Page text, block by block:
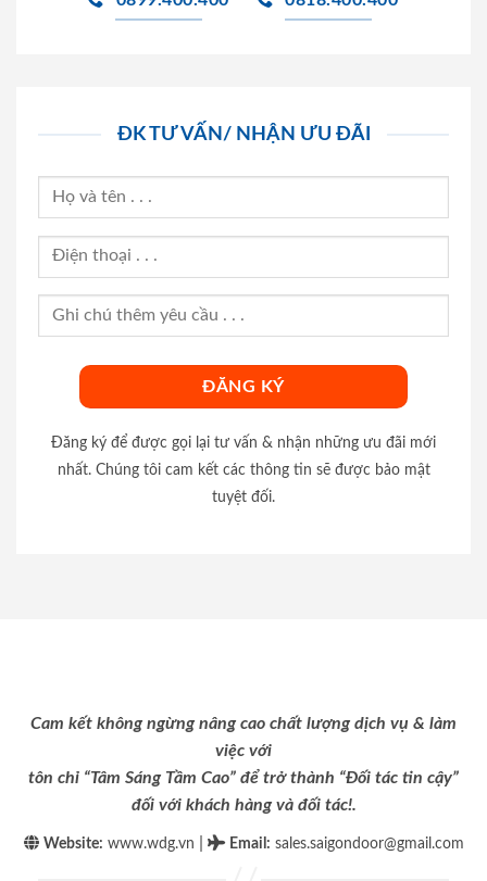
ĐK TƯ VẤN/ NHẬN ƯU ĐÃI
Đăng ký để được gọi lại tư vấn & nhận những ưu đãi mới
nhất. Chúng tôi cam kết các thông tin sẽ được bảo mật
tuyệt đối.
Cam kết không ngừng nâng cao chất lượng dịch vụ & làm
việc với
tôn chỉ “Tâm Sáng Tầm Cao” để trở thành “Đối tác tin cậy”
đối với khách hàng và đối tác!.
Website: www.wdg.vn Email : sales.saigondoor@gmail.com